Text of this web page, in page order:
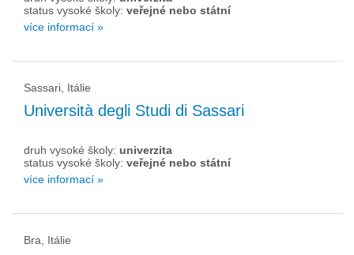
status vysoké školy: veřejné nebo státní
více informací »
Sassari, Itálie
Università degli Studi di Sassari
druh vysoké školy: univerzita
status vysoké školy: veřejné nebo státní
více informací »
Bra, Itálie